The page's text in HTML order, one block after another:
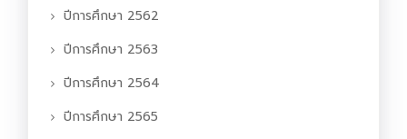
ปีการศึกษา 2562
ปีการศึกษา 2563
ปีการศึกษา 2564
ปีการศึกษา 2565